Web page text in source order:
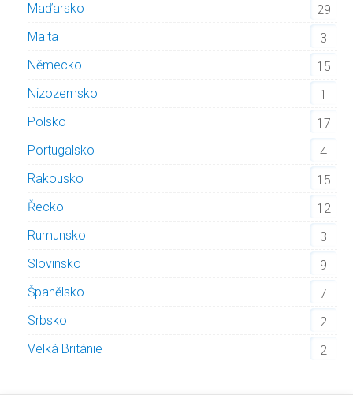
Maďarsko
29
Malta
3
Německo
15
Nizozemsko
1
Polsko
17
Portugalsko
4
Rakousko
15
Řecko
12
Rumunsko
3
Slovinsko
9
Španělsko
7
Srbsko
2
Velká Británie
2